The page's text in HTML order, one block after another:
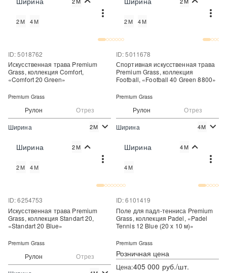
2М 4М 2М 4М
Рулон Отрез
ID: 5018762
Цена:
Искусственная трава Premium
Grass, коллекция Comfort,
«Comfort 20 Green»
Premium Grass
Ширина 2М
Ширина 2М
2М 4М
Рулон Отрез
ID: 5011678
Цена:
Спортивная искусственная трава
Premium Grass, коллекция
Football, «Football 40 Green 8800»
Premium Grass
Ширина 4М
Ширина 4М
4М
Рулон Отрез
ID: 6254753
Искусственная трава Premium
Grass, коллекция Standart 20,
«Standart 20 Blue»
Premium Grass
Розничная цена
ID: 6101419
Цена:405 000 руб./шт.
Поле для падл-тенниса Premium
Grass, коллекция Padel, «Padel
Tennis 12 Blue (20 х 10 м)»
Premium Grass